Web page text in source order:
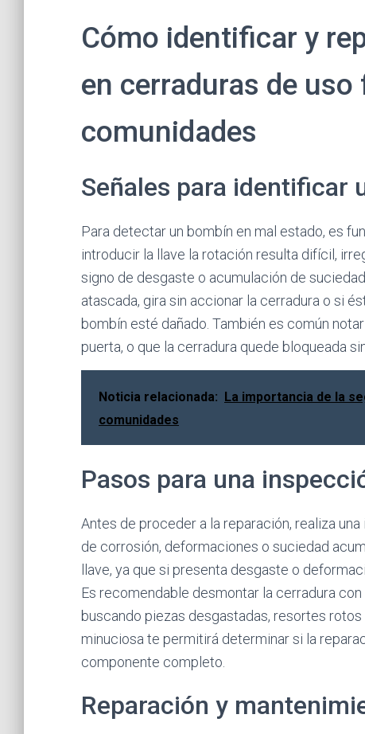
Cómo identificar y
en cerraduras de uso
comunidades
Señales para identificar
Para detectar un bombín en mal estado, es
introducir la llave la rotación resulta difícil,
signo de desgaste o acumulación de
atascada, gira sin accionar la cerradura o si
bombín esté dañado. También es común
puerta, o que la cerradura quede bloqueada
Noticia relacionada: La importancia de la
comunidades
Pasos para una
Antes de proceder a la reparación, realiza
de corrosión, deformaciones o suciedad
llave, ya que si presenta desgaste o
Es recomendable desmontar la cerradura
buscando piezas desgastadas, resortes
minuciosa te permitirá determinar si la
componente completo.
Reparación y